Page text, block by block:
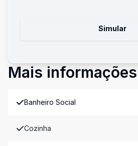
Simular
Mais informações
Banheiro Social
Cozinha